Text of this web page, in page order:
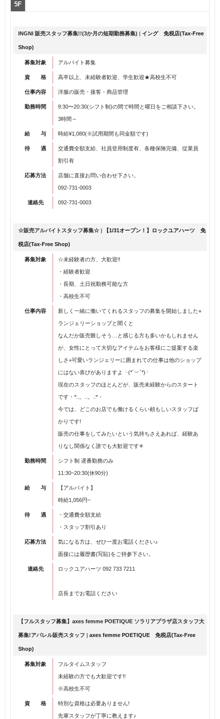
5F
INGNI 販売スタッフ募集!!(3か月の短期勤務募集) | イング 免税店(Tax-Free
Shop)
募集対象 アルバイト募集
資 格 高卒以上、未経験者歓迎、学生歓迎★高校生不可
仕事内容 洋服の販売・接客・商品管理
勤務時間 9:30〜20:30(シフト制)の間で時間と曜日をご相談下さい。
3時間～
給 与 時給¥1,080(※試用期間も同金額です)
待 遇 交通費全額支給、社員登用制度有、各種保険完備、従業員
割引有
応募方法 店舗に直接お問い合わせ下さい。
092-731-0003
連絡先 092-731-0003
☆販売アルバイトスタッフ募集☆ | 【1/31オープン！】ロックユアハーツ 免
税店(Tax-Free Shop)
募集対象 ☆未経験者の方、大歓迎!!
・経験者歓迎
・長期、土日祝勤務可能な方
・高校生不可
仕事内容 新しく一緒に働いてくれるスタッフの募集を開始しました⭐︎
ランジェリーショップと聞くと
なんだか販売難しそう…と感じる方も多いかもしれません
が、女性にとって大切なアイテムをお客様にご提案する楽
しさ⭐︎可愛いランジェリーに囲まれての仕事は他のショップ
にはない喜びがありますよ╰(*´︶`*)╯
現在のスタッフのほとんどが、販売未経験からのスタート
です・*:.。..。.:*・
今では、どこのお店でも働けるくらい頼もしいスタッフば
かりです!
販売の仕事をしてみたいという気持ちさえあれば、経験あ
りなし関係なく誰でも大歓迎です✳︎
勤務時間 シフト制 遅番勤務のみ
11:30~20:30(休90分)
給 与 【アルバイト】
時給1,056円~
待 遇 ・交通費全額支給
・スタッフ割引あり
応募方法 気になる方は、ぜひ一度お電話ください♪
面接には履歴書(写貼)をご持参下さい。
連絡先 ロックユアハーツ 092 733 7211
店長までお電話ください
【フルスタッフ募集】axes femme POETIQUE ソラリアプラザ店スタッフ大
募集!アパレル販売スタッフ | axes femme POETIQUE 免税店(Tax-Free
Shop)
募集対象 フルタイムスタッフ
未経験の方でも大歓迎です!!
※高校生不可
資 格 特別な資格は必要ありません!
先輩スタッフが丁寧に教えます♪